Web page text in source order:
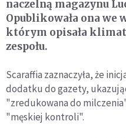
naczelną magazynu
Opublikowała ona we
którym opisała
zespołu.
Scaraffia zaznaczyła, że
dodatku do gazety,
"zredukowana do
"męskiej kontroli".